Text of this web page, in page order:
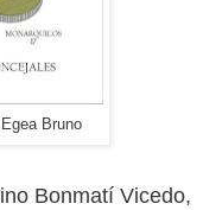
Bruno
Bonmatí Vicedo,